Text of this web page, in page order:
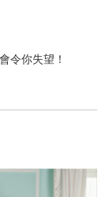
令你失望！